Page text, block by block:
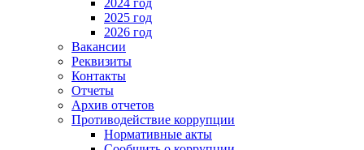
2024 год
2025 год
2026 год
Вакансии
Реквизиты
Контакты
Отчеты
Архив отчетов
Противодействие коррупции
Нормативные акты